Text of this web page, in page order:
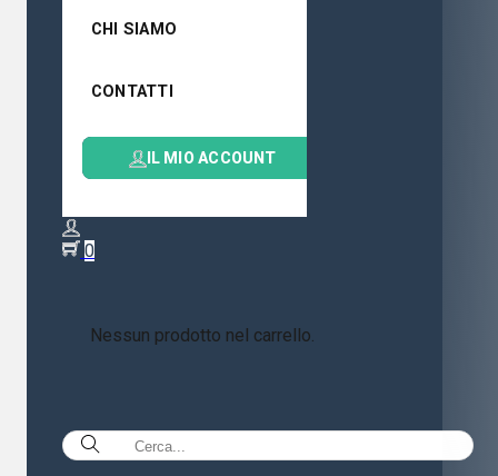
CHI SIAMO
CONTATTI
IL MIO ACCOUNT
0
Nessun prodotto nel carrello.